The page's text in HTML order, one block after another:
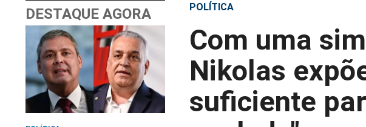
DESTAQUE AGORA POLÍTICA
Com uma
Nikolas
suficiente